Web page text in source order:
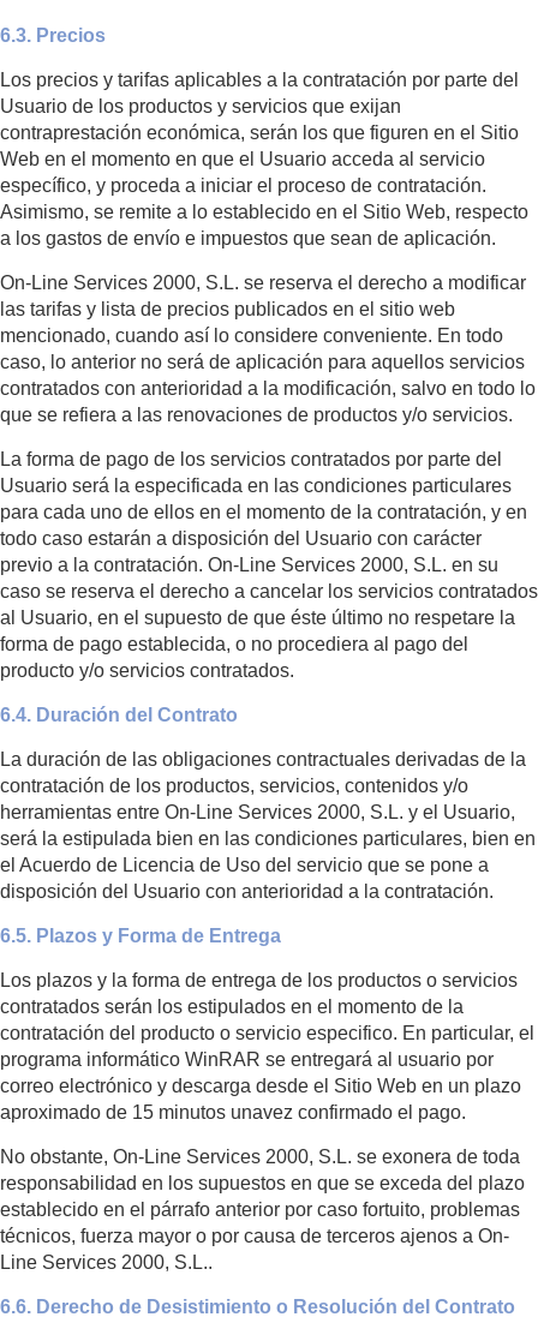
6.3. Precios
Los precios y tarifas aplicables a la contratación por parte del
Usuario de los productos y servicios que exijan
contraprestación económica, serán los que figuren en el Sitio
Web en el momento en que el Usuario acceda al servicio
específico, y proceda a iniciar el proceso de contratación.
Asimismo, se remite a lo establecido en el Sitio Web, respecto
a los gastos de envío e impuestos que sean de aplicación.
On-Line Services 2000, S.L. se reserva el derecho a modificar
las tarifas y lista de precios publicados en el sitio web
mencionado, cuando así lo considere conveniente. En todo
caso, lo anterior no será de aplicación para aquellos servicios
contratados con anterioridad a la modificación, salvo en todo lo
que se refiera a las renovaciones de productos y/o servicios.
La forma de pago de los servicios contratados por parte del
Usuario será la especificada en las condiciones particulares
para cada uno de ellos en el momento de la contratación, y en
todo caso estarán a disposición del Usuario con carácter
previo a la contratación. On-Line Services 2000, S.L. en su
caso se reserva el derecho a cancelar los servicios contratados
al Usuario, en el supuesto de que éste último no respetare la
forma de pago establecida, o no procediera al pago del
producto y/o servicios contratados.
6.4. Duración del Contrato
La duración de las obligaciones contractuales derivadas de la
contratación de los productos, servicios, contenidos y/o
herramientas entre On-Line Services 2000, S.L. y el Usuario,
será la estipulada bien en las condiciones particulares, bien en
el Acuerdo de Licencia de Uso del servicio que se pone a
disposición del Usuario con anterioridad a la contratación.
6.5. Plazos y Forma de Entrega
Los plazos y la forma de entrega de los productos o servicios
contratados serán los estipulados en el momento de la
contratación del producto o servicio especifico. En particular, el
programa informático WinRAR se entregará al usuario por
correo electrónico y descarga desde el Sitio Web en un plazo
aproximado de 15 minutos unavez confirmado el pago.
No obstante, On-Line Services 2000, S.L. se exonera de toda
responsabilidad en los supuestos en que se exceda del plazo
establecido en el párrafo anterior por caso fortuito, problemas
técnicos, fuerza mayor o por causa de terceros ajenos a On-
Line Services 2000, S.L..
6.6. Derecho de Desistimiento o Resolución del Contrato